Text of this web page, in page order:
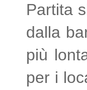
Partita
dalla
più
per i